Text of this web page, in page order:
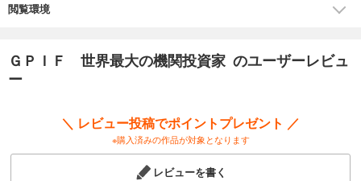
第1章 GPIFとは何か
第2章 年金制度とGPIF
第5章 年金制度と資産市場の断絶
第6章 公的年金のくびき
第7章 国債と分散投資
閲覧環境
ＧＰＩＦ 世界最大の機関投資家 のユーザーレビュ
ー
＼ レビュー投稿でポイントプレゼント ／
※購入済みの作品が対象となります
レビューを書く